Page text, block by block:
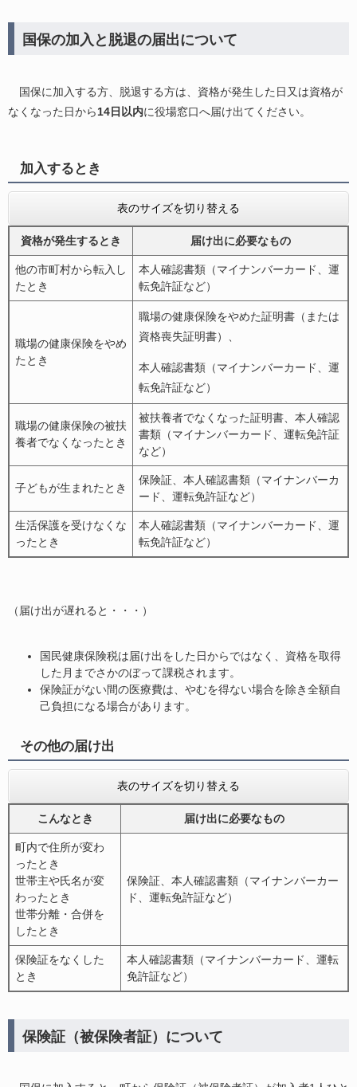
国保の加入と脱退の届出について
国保に加入する方、脱退する方は、資格が発生した日又は資格が
なくなった日から14日以内に役場窓口へ届け出てください。
加入するとき
表のサイズを切り替える
資格が発生するとき 届け出に必要なもの
他の市町村から転入し
たとき
本人確認書類（マイナンバーカード、運
転免許証など）
職場の健康保険をやめ
たとき
職場の健康保険をやめた証明書（または
資格喪失証明書）、
本人確認書類（マイナンバーカード、運
転免許証など）
職場の健康保険の被扶
養者でなくなったとき
被扶養者でなくなった証明書、本人確認
書類（マイナンバーカード、運転免許証
など）
子どもが生まれたとき
保険証、本人確認書類（マイナンバーカ
ード、運転免許証など）
生活保護を受けなくな
ったとき
本人確認書類（マイナンバーカード、運
転免許証など）
（届け出が遅れると・・・）
国民健康保険税は届け出をした日からではなく、資格を取得
した月までさかのぼって課税されます。
保険証がない間の医療費は、やむを得ない場合を除き全額自
己負担になる場合があります。
その他の届け出
表のサイズを切り替える
こ んなとき 届け出に必要なもの
町内で住所が変わ
ったとき
世帯主や氏名が変
わったとき
世帯分離・合併を
したとき
保険証、本人確認書類（マイナンバーカー
ド、運転免許証など）
保険証をなくした
とき
本人確認書類（マイナンバーカード、運転
免許証など）
保険証（被保険者証）について